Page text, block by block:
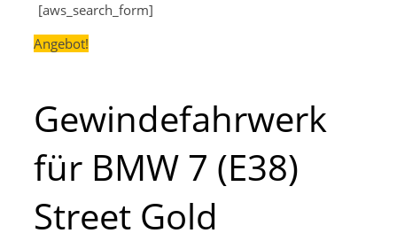
[aws_search_form]
Angebot!
Gewindefahrwerk
für BMW 7 (E38)
Street Gold